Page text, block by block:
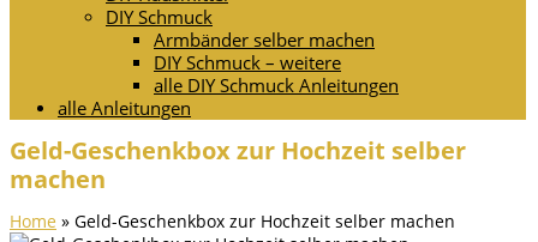
DIY Schmuck
Armbänder selber machen
DIY Schmuck – weitere
alle DIY Schmuck Anleitungen
alle Anleitungen
Geld-Geschenkbox zur Hochzeit selber
machen
Home » Geld-Geschenkbox zur Hochzeit selber machen